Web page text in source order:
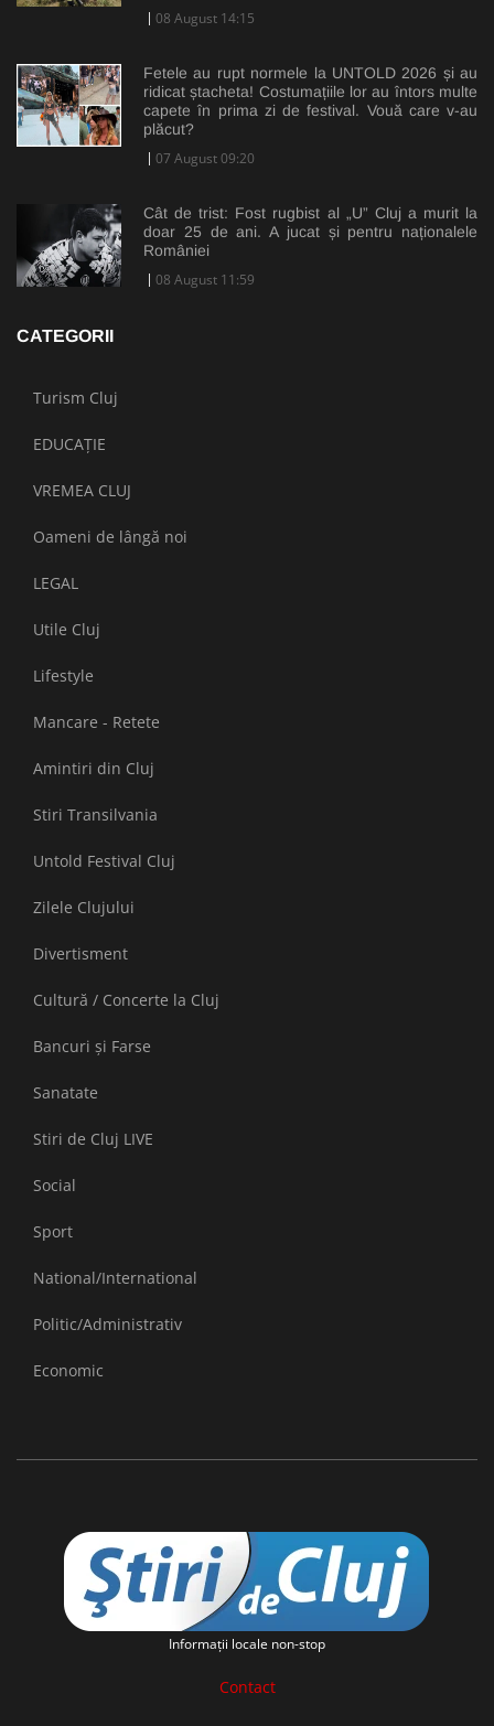
08 August 14:15
Fetele au rupt normele la UNTOLD 2026 și au
ridicat ștacheta! Costumațiile lor au întors multe
capete în prima zi de festival. Vouă care v-au
plăcut?
07 August 09:20
Cât de trist: Fost rugbist al „U” Cluj a murit la
doar 25 de ani. A jucat și pentru naționalele
României
08 August 11:59
CATEGORII
Turism Cluj
EDUCAȚIE
VREMEA CLUJ
Oameni de lângă noi
LEGAL
Utile Cluj
Lifestyle
Mancare - Retete
Amintiri din Cluj
Stiri Transilvania
Untold Festival Cluj
Zilele Clujului
Divertisment
Cultură / Concerte la Cluj
Bancuri și Farse
Sanatate
Stiri de Cluj LIVE
Social
Sport
National/International
Politic/Administrativ
Economic
Informaţii locale non-stop
Contact